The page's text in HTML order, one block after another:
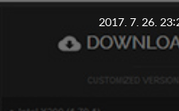
2017. 7. 26.